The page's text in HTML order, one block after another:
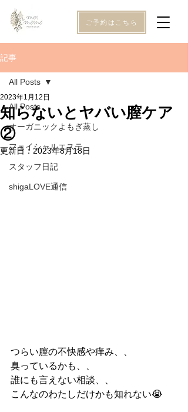
ご予約はこちら
記事
All Posts
オーガニックよもぎ蒸し
フェイシャルエステ
スタッフ日記
shigaLOVE通信
All Posts
知らないとヤバい膣ケア
②
2023年1月12日
更新日： 2023年8月18日
つらい膣の不快感や痒み、、
臭っているかも、、
誰にも言えない相談、、
こんなのわたしだけかも知れない😭